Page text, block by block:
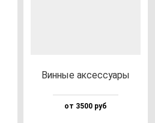
Вин­ные ак­сес­су­ары
от 3500 руб